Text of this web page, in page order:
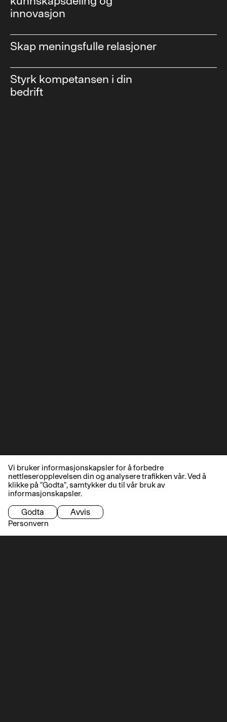
Vi bruker informasjonskapsler for å forbedre
nettleseropplevelsen din og analysere trafikken vår. Ved å
klikke på "Godta", samtykker du til vår bruk av
informasjonskapsler.
Godta Avvis
Personvern
innovasjon
Skap meningsfulle relasjoner
Styrk kompetansen i din
bedrift